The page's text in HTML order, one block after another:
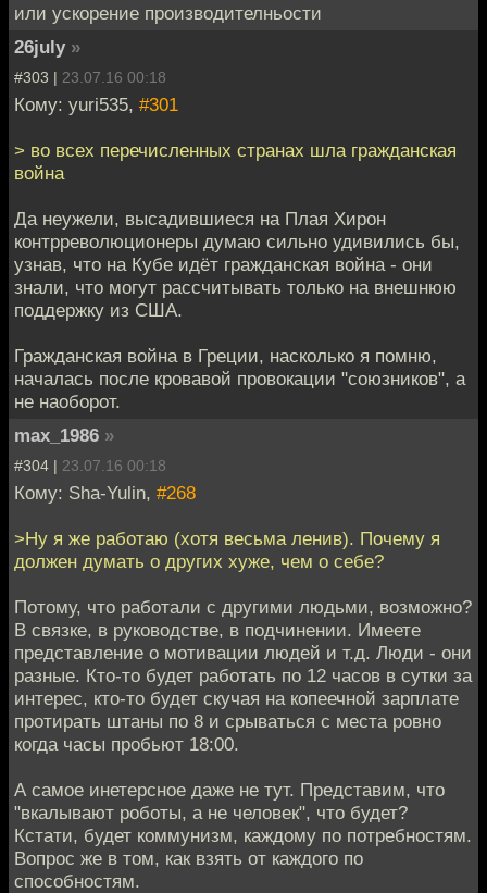
или ускорение производителньости
26july »
#303 | 23.07.16 00:18
Кому: yuri535, #301
> во всех перечисленных странах шла гражданская
война
Да неужели, высадившиеся на Плая Хирон
контрреволюционеры думаю сильно удивились бы,
узнав, что на Кубе идёт гражданская война - они
знали, что могут рассчитывать только на внешнюю
поддержку из США.
Гражданская война в Греции, насколько я помню,
началась после кровавой провокации "союзников", а
не наоборот.
max_1986 »
#304 | 23.07.16 00:18
Кому: Sha-Yulin, #268
>Ну я же работаю (хотя весьма ленив). Почему я
должен думать о других хуже, чем о себе?
Потому, что работали с другими людьми, возможно?
В связке, в руководстве, в подчинении. Имеете
представление о мотивации людей и т.д. Люди - они
разные. Кто-то будет работать по 12 часов в сутки за
интерес, кто-то будет скучая на копеечной зарплате
протирать штаны по 8 и срываться с места ровно
когда часы пробьют 18:00.
А самое инетерсное даже не тут. Представим, что
"вкалывают роботы, а не человек", что будет?
Кстати, будет коммунизм, каждому по потребностям.
Вопрос же в том, как взять от каждого по
способностям.